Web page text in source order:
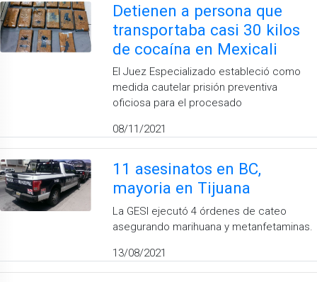
Detienen a persona que
transportaba casi 30 kilos
de cocaína en Mexicali
El Juez Especializado estableció como
medida cautelar prisión preventiva
oficiosa para el procesado
08/11/2021
11 asesinatos en BC,
mayoria en Tijuana
La GESI ejecutó 4 órdenes de cateo
asegurando marihuana y metanfetaminas.
13/08/2021